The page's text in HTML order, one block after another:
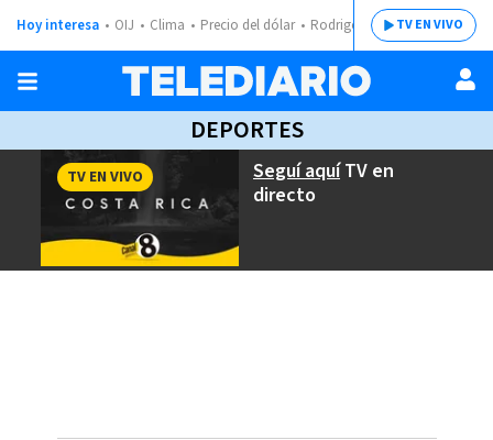
Hoy interesa OIJ Clima Precio del dólar Rodrigo ChavesTV EN VIVO
DEPORTES
Seguí aquíTV en
directo
TV EN VIVO